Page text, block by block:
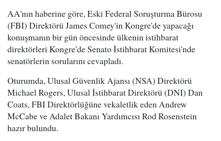
AA'nın haberine göre, Eski Federal Soruşturma Bürosu
(FBI) Direktörü James Comey'in Kongre'de yapacağı
konuşmanın bir gün öncesinde ülkenin istihbarat
direktörleri Kongre'de Senato İstihbarat Komitesi'nde
senatörlerin sorularını cevapladı.
Oturumda, Ulusal Güvenlik Ajansı (NSA) Direktörü
Michael Rogers, Ulusal İstihbarat Direktörü (DNI) Dan
Coats, FBI Direktörlüğüne vekaletlik eden Andrew
McCabe ve Adalet Bakanı Yardımcısı Rod Rosenstein
hazır bulundu.